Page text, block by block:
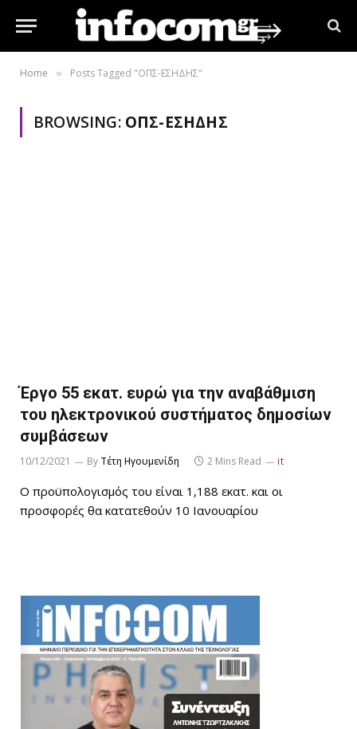
Home » Posts Tagged "ΟΠΣ-ΕΣΗΔΗΣ"
BROWSING: ΟΠΣ-ΕΣΗΔΗΣ
Έργο 55 εκατ. ευρώ για την αναβάθμιση
του ηλεκτρονικού συστήματος δημοσίων
συμβάσεων
10/12/2021 By Τέτη Ηγουμενίδη 2 Mins Read it
Ο προϋπολογισμός του είναι 1,188 εκατ. και οι
προσφορές θα κατατεθούν 10 Ιανουαρίου